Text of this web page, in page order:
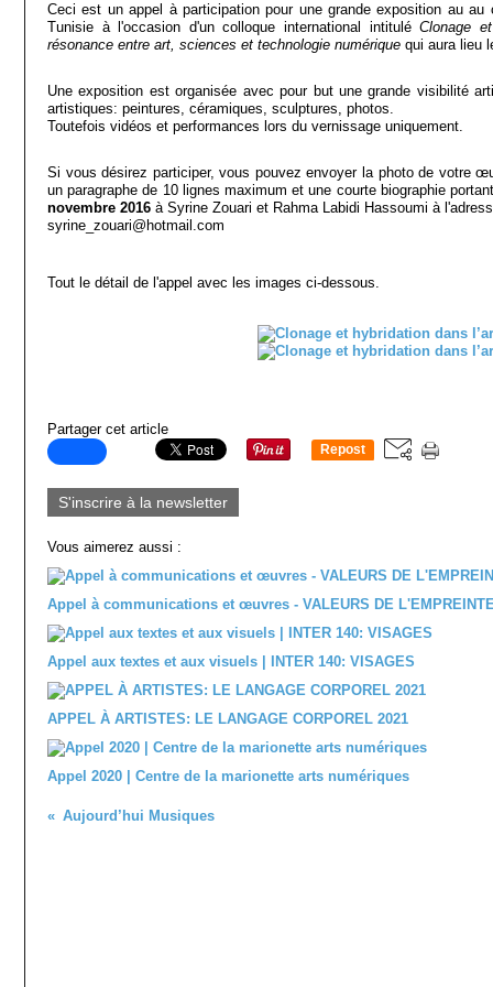
Ceci est un appel à participation pour une grande exposition au au
Tunisie à l'occasion d'un colloque international intituléClonage
résonance entre art, sciences et technologie numérique qui aura lieu
Une exposition est organisée avec pour but une grande visibilité
artistiques: peintures, céramiques, sculptures, photos.
Toutefois vidéos et performances lors du vernissage uniquement.
Si vous désirez participer, vous pouvez envoyer la photo de votre
un paragraphe de 10 lignes maximum et une courte biographie
novembre 2016 à Syrine Zouari et Rahma Labidi Hassoumi à
syrine_zouari@hotmail.com
Tout le détail de l'appel avec les images ci-dessous.
Partager cet article
Repost
S'inscrire à la newsletter
Vous aimerez aussi :
Appel à communications et œuvres - VALEURS DE
Appel aux textes et aux visuels | INTER 140: VISAGES
APPEL À ARTISTES: LE LANGAGE CORPOREL 2021
Appel 2020 | Centre de la marionette arts numériques
Aujourd’hui Musiques